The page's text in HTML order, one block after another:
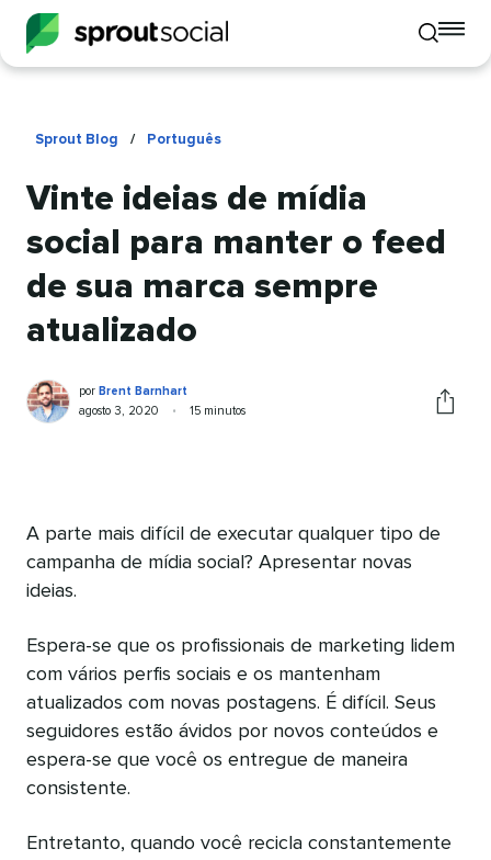
Toggle
mobile
Sprout Blog / Português
Vinte ideias de mídia
social para manter o feed
de sua marca sempre
atualizado
Brent
Barnhart
Escrito
por
por Brent Barnhart
Publicado
agosto 3, 2020 •
Tempo
15 minutos
A parte mais difícil de executar qualquer tipo de
campanha de mídia social? Apresentar novas
ideias.
Espera-se que os profissionais de marketing lidem
com vários perfis sociais e os mantenham
atualizados com novas postagens. É difícil. Seus
seguidores estão ávidos por novos conteúdos e
espera-se que você os entregue de maneira
consistente.
Entretanto, quando você recicla constantemente